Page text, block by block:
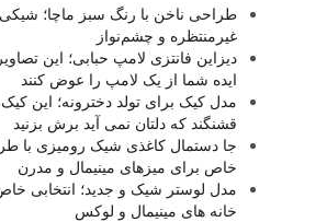
طراحی ناخن با رنگ سبز ماچا؛ شیکی
غیرمنتظره و چشم‌نواز
دیزاین فانتزی لامپ حبابی؛ این
ایده شما از یک لامپ را عوض کنند
مدل کیک برای تولد دخترونه؛ این کیک
قشنگند که دلتان نمی آید برش بزنید
جا دستمال کاغذی شیک رومیزی با
خاص برای میزهای مینیمال و مدرن
مدل لوستر شیک و جدید؛ انتخابی
خانه های مینیمال و لوکس